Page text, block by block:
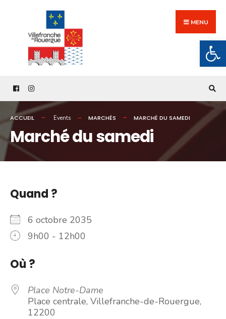
content
MENU
ACCUEIL Events MARCHÉS MARCHÉ DU SAMEDI
Marché du samedi
Quand ?
6 octobre 2035
9h00 - 12h00
Où ?
Place Notre-Dame
Place centrale, Villefranche-de-Rouergue,
12200